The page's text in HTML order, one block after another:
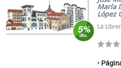
María
López
La